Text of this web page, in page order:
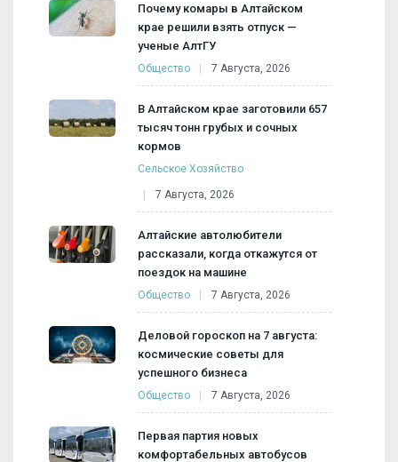
Почему комары в Алтайском
крае решили взять отпуск —
ученые АлтГУ
Общество 7 Августа, 2026
В Алтайском крае заготовили 657
тысяч тонн грубых и сочных
кормов
Сельское Хозяйство
7 Августа, 2026
Алтайские автолюбители
рассказали, когда откажутся от
поездок на машине
Общество 7 Августа, 2026
Деловой гороскоп на 7 августа:
космические советы для
успешного бизнеса
Общество 7 Августа, 2026
Первая партия новых
комфортабельных автобусов